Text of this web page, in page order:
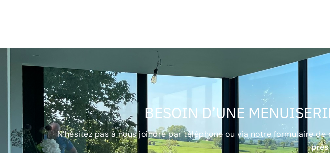
BESOIN D’UNE
N’hésitez pas à nous joindre par téléphone ou via notre formulaire
près